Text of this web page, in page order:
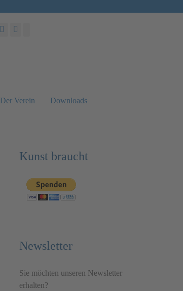
Der Verein Downloads
Kunst braucht
Newsletter
Sie möchten unseren Newsletter
erhalten?